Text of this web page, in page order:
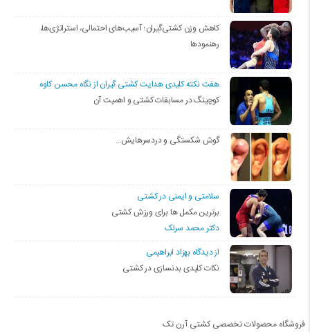
کاهش وزن کشتی‌گیران؛ آسیب‌های احتمالی، استراتژی‌ها،
رهنمودها
هفت نکته کلیدی هدایت کشتی گیران از نگاه محسن کاوه
کوچینگ در مسابقات کشتی و اهمیت آن
گوش شکستگی و دردسرهایش…
سلامتی و ایمنی در کشتی
برترین مکمل ها برای ورزش کشتی
دکتر محمد سرلک
از دیدگاه بهزاد ابراهیمی
نکات کلیدی بدنسازی در کشتی
فروشگاه محصولات تخصصی کشتی آرن تک